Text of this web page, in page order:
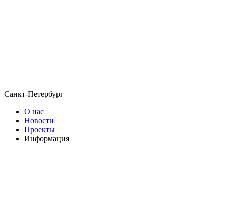
Санкт-Петербург
О нас
Новости
Проекты
Информация